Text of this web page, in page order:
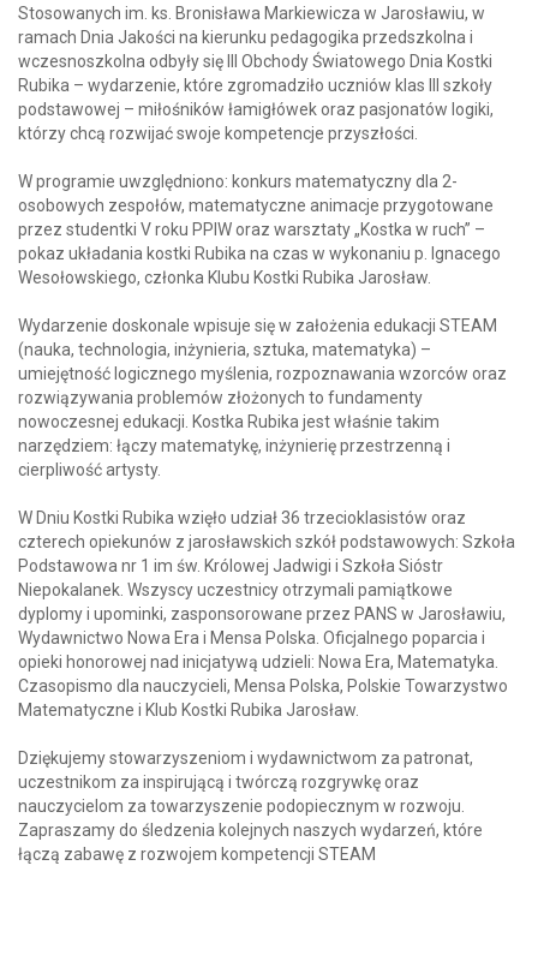
Stosowanych im. ks. Bronisława Markiewicza w Jarosławiu, w
ramach Dnia Jakości na kierunku pedagogika przedszkolna i
wczesnoszkolna odbyły się III Obchody Światowego Dnia Kostki
Rubika – wydarzenie, które zgromadziło uczniów klas III szkoły
podstawowej – miłośników łamigłówek oraz pasjonatów logiki,
którzy chcą rozwijać swoje kompetencje przyszłości.
W programie uwzględniono: konkurs matematyczny dla 2-
osobowych zespołów, matematyczne animacje przygotowane
przez studentki V roku PPIW oraz warsztaty „Kostka w ruch” –
pokaz układania kostki Rubika na czas w wykonaniu p. Ignacego
Wesołowskiego, członka Klubu Kostki Rubika Jarosław.
Wydarzenie doskonale wpisuje się w założenia edukacji STEAM
(nauka, technologia, inżynieria, sztuka, matematyka) –
umiejętność logicznego myślenia, rozpoznawania wzorców oraz
rozwiązywania problemów złożonych to fundamenty
nowoczesnej edukacji. Kostka Rubika jest właśnie takim
narzędziem: łączy matematykę, inżynierię przestrzenną i
cierpliwość artysty.
W Dniu Kostki Rubika wzięło udział 36 trzecioklasistów oraz
czterech opiekunów z jarosławskich szkół podstawowych: Szkoła
Podstawowa nr 1 im św. Królowej Jadwigi i Szkoła Sióstr
Niepokalanek. Wszyscy uczestnicy otrzymali pamiątkowe
dyplomy i upominki, zasponsorowane przez PANS w Jarosławiu,
Wydawnictwo Nowa Era i Mensa Polska. Oficjalnego poparcia i
opieki honorowej nad inicjatywą udzieli: Nowa Era, Matematyka.
Czasopismo dla nauczycieli, Mensa Polska, Polskie Towarzystwo
Matematyczne i Klub Kostki Rubika Jarosław.
Dziękujemy stowarzyszeniom i wydawnictwom za patronat,
uczestnikom za inspirującą i twórczą rozgrywkę oraz
nauczycielom za towarzyszenie podopiecznym w rozwoju.
Zapraszamy do śledzenia kolejnych naszych wydarzeń, które
łączą zabawę z rozwojem kompetencji STEAM